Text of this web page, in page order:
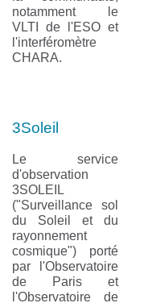
notamment le
VLTI de l'ESO et
l'interféromètre
CHARA.
3Soleil
Le service
d'observation
3SOLEIL
("Surveillance sol
du Soleil et du
rayonnement
cosmique") porté
par l'Observatoire
de Paris et
l'Observatoire de